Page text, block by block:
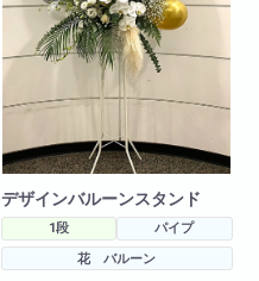
デザインバルーンスタンド
1段
パイプ
花 バルーン